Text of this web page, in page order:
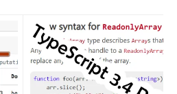
。（192.168.0.20 および
系、192.168.0.150はLinux系OSと
x 2 に対して、2つのICMP Echo